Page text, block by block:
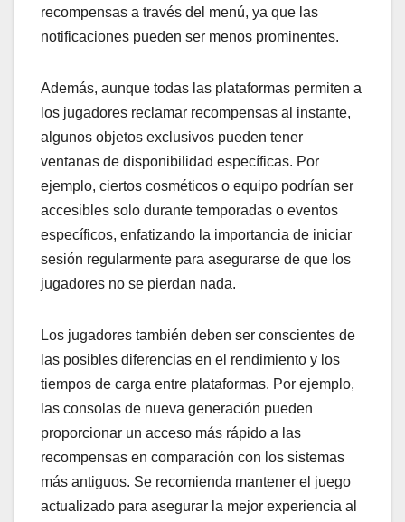
recompensas a través del menú, ya que las
notificaciones pueden ser menos prominentes.
Además, aunque todas las plataformas permiten a
los jugadores reclamar recompensas al instante,
algunos objetos exclusivos pueden tener
ventanas de disponibilidad específicas. Por
ejemplo, ciertos cosméticos o equipo podrían ser
accesibles solo durante temporadas o eventos
específicos, enfatizando la importancia de iniciar
sesión regularmente para asegurarse de que los
jugadores no se pierdan nada.
Los jugadores también deben ser conscientes de
las posibles diferencias en el rendimiento y los
tiempos de carga entre plataformas. Por ejemplo,
las consolas de nueva generación pueden
proporcionar un acceso más rápido a las
recompensas en comparación con los sistemas
más antiguos. Se recomienda mantener el juego
actualizado para asegurar la mejor experiencia al